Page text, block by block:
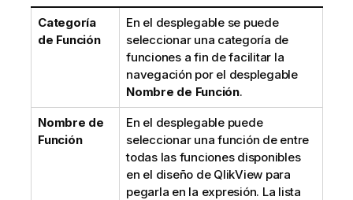
Categoría
de Función
En el desplegable se puede
seleccionar una categoría de
funciones a fin de facilitar la
navegación por el desplegable
Nombre de Función.
Nombre de
Función
En el desplegable puede
seleccionar una función de entre
todas las funciones disponibles
en el diseño de QlikView para
pegarla en la expresión. La lista